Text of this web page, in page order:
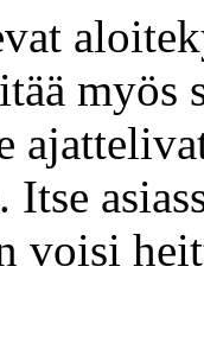
myös
Itse
voisi